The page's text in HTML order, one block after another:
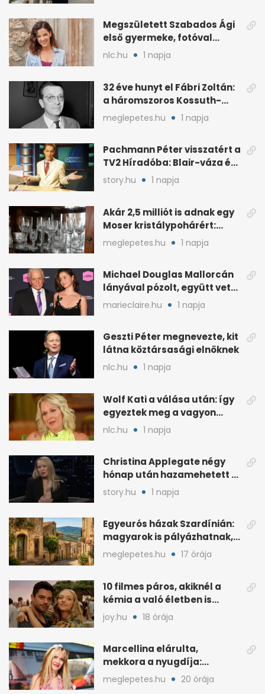
Megszületett Szabados Ági
első gyermeke, fotóval
jelentette be
nlc.hu 1 napja
32 éve hunyt el Fábri Zoltán:
a háromszoros Kossuth-
díjas rendező
meglepetes.hu 1 napja
Pachmann Péter visszatért a
TV2 Híradóba: Blair-váza és
császári kézfogás
story.hu 1 napja
Akár 2,5 milliót is adnak egy
Moser kristálypohárért:
otthon is lapulhat
meglepetes.hu 1 napja
Michael Douglas Mallorcán
lányával pózolt, együtt vette
át az elismerést
marieclaire.hu 1 napja
Geszti Péter megnevezte, kit
látna köztársasági elnöknek
nlc.hu 1 napja
Wolf Kati a válása után: így
egyeztek meg a vagyon
megosztásáról
nlc.hu 1 napja
Christina Applegate négy
hónap után hazamehetett a
kórházból, de hallgatnak az
okokról
story.hu 1 napja
Egyeurós házak Szardínián:
magyarok is pályázhatnak,
de vannak feltételek
meglepetes.hu 17 órája
10 filmes páros, akiknél a
kémia a való életben is
féltékenységet szült
joy.hu 18 órája
Marcellina elárulta,
mekkora a nyugdíja:
„Ötvenezer forint”
meglepetes.hu 20 órája